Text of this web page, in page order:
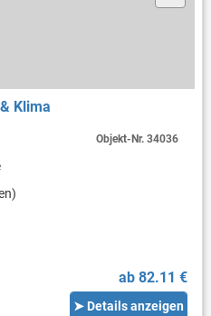
Klima
ab 82.11 €
➤ Details anzeigen
Objekt-Nr.34036